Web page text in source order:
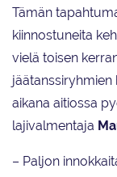
Tämän
kiinnostuneita
vielä toisen
aikana aitiossa
lajivalmentaja
– Paljon